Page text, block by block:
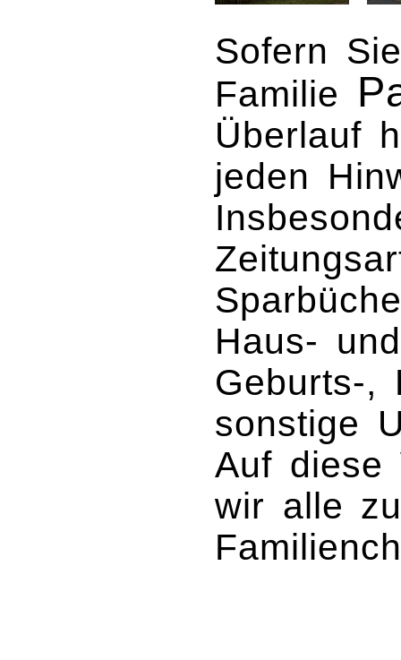
Sofern
Familie
Überlauf
jeden
Haus-
Geburts-,
sonstige
Auf diese
wir alle